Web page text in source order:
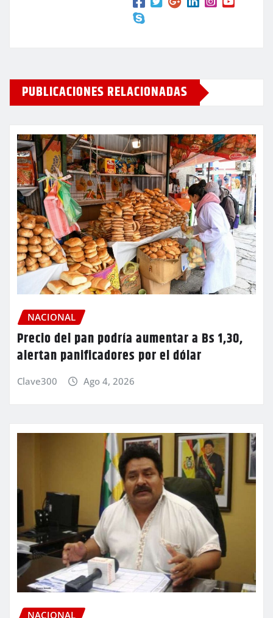
PUBLICACIONES RELACIONADAS
NACIONAL
Precio del pan podría aumentar a Bs 1,30,
alertan panificadores por el dólar
Clave300 Ago 4, 2026
NACIONAL